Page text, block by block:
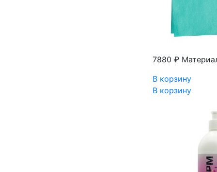
7880 ₽
В корзину
В корзину